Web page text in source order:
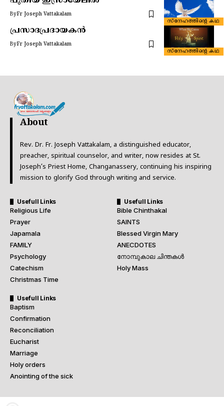
സ്നേഹത്തിന്റെ കഥ
ByFr Joseph Vattakalam
സ്നേഹത്തിന്റെ കഥ
പ്രസാദപ്രദായകൻ
ByFr Joseph Vattakalam
About
Rev. Dr. Fr. Joseph Vattakalam, a distinguished educator,
preacher, spiritual counselor, and writer, now resides at St.
Joseph’s Priest Home, Changanassery, continuing his inspiring
mission to glorify God through writing and service.
Usefull Links
Religious Life
Prayer
Japamala
FAMILY
Psychology
Catechism
Christmas Time
Usefull Links
Bible Chinthakal
SAINTS
Blessed Virgin Mary
ANECDOTES
നോമ്പുകാല ചിന്തകൾ
Holy Mass
Usefull Links
Baptism
Confirmation
Reconciliation
Eucharist
Marriage
Holy orders
Anointing of the sick